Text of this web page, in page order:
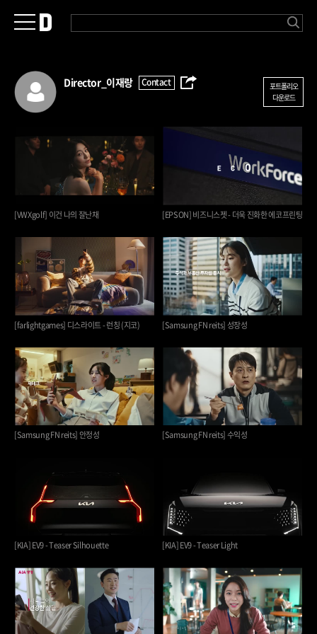
Director_ 이재랑 Contact
포트폴리오
다운로드
[VWXgolf] 이건 나의 잘난채 [EPSON] 비즈니스젯 - 더욱 진화한 에코프린팅
[farlightgames] 디스라이트 - 런칭 (지코) [Samsung FN reits] 성장성
[Samsung FN reits] 안정성 [Samsung FN reits] 수익성
[KIA] EV9 - Teaser Silhouette [KIA] EV9 - Teaser Light